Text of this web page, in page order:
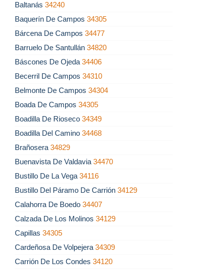
Baltanás 34240
Baquerín De Campos 34305
Bárcena De Campos 34477
Barruelo De Santullán 34820
Báscones De Ojeda 34406
Becerril De Campos 34310
Belmonte De Campos 34304
Boada De Campos 34305
Boadilla De Rioseco 34349
Boadilla Del Camino 34468
Brañosera 34829
Buenavista De Valdavia 34470
Bustillo De La Vega 34116
Bustillo Del Páramo De Carrión 34129
Calahorra De Boedo 34407
Calzada De Los Molinos 34129
Capillas 34305
Cardeñosa De Volpejera 34309
Carrión De Los Condes 34120